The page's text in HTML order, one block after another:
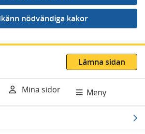
Lämna sidan
Mina sidor Meny